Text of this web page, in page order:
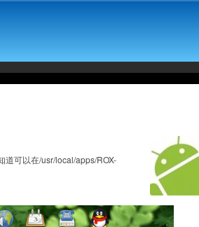
道可以在/usr/local/apps/ROX-